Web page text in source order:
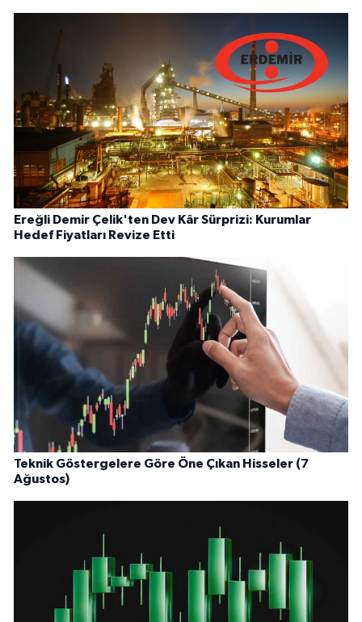
Ereğli Demir Çelik'ten Dev Kâr Sürprizi: Kurumlar
Hedef Fiyatları Revize Etti
Teknik Göstergelere Göre Öne Çıkan Hisseler (7
Ağustos)